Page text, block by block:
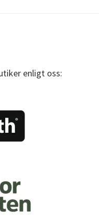
enligt oss: